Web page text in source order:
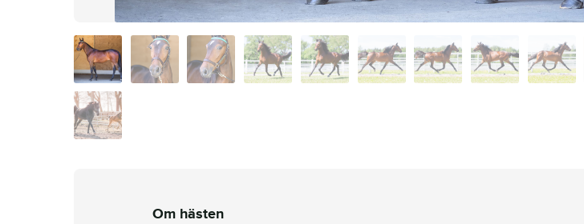
Om hästen